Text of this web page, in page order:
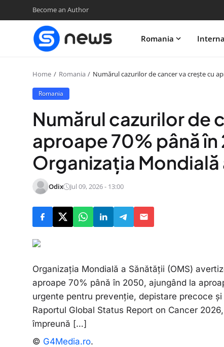
Become an Author
Romania
Home Romania Numărul cazurilor de cancer va crește cu
Romania
Numărul cazurilor de
aproape 70% până
Organizația Mondială
Odix Jul 09, 2026 - 13:00
Organizația Mondială a Sănătății (OMS)
aproape 70% până în 2050, ajungând la
urgente pentru prevenție, depistare precoce
Raportul Global Status Report on Cancer
împreună […]
© G4Media.ro.